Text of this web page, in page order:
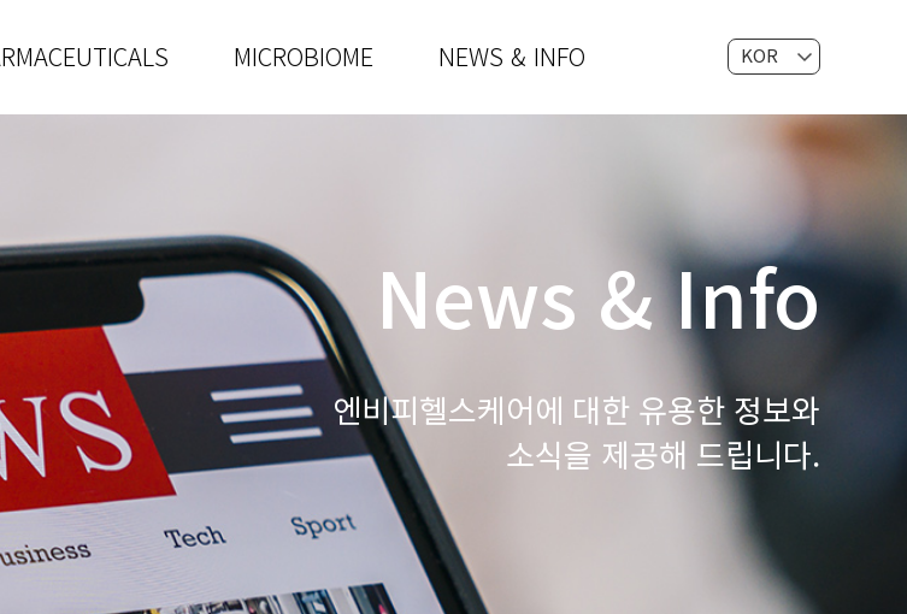
MICROBIOME NEWS & INFO
KOR
News & Info
엔비피헬스케어에 대한 유용한 정보와
소식을 제공해 드립니다.